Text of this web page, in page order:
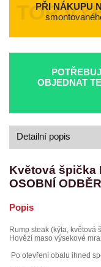
PŘI NÁKUPU
OBJEDNAT
Detailní popis
Květová špička
OSOBNÍ ODBĚR
Popis
Rump steak (kýta, květová
Hovězí maso výsekové
Po otevření obalu ihned